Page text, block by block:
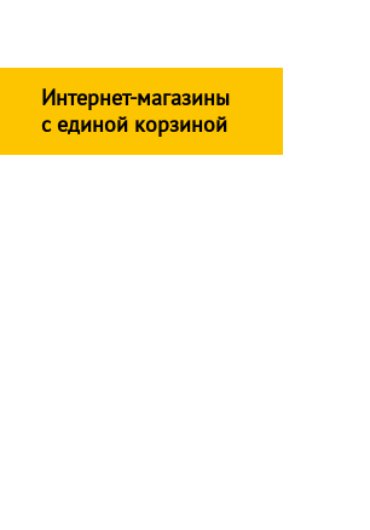
Интернет-магазины
с единой корзиной